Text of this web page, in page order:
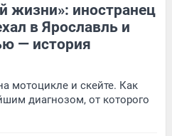
жизни»: иностранец
в Ярославль и
— история
мотоцикле и скейте. Как
диагнозом, от которого